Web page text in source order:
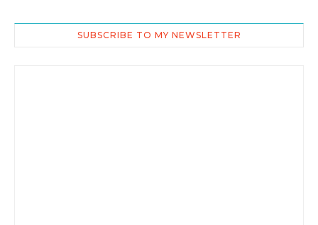
SUBSCRIBE TO MY NEWSLETTER